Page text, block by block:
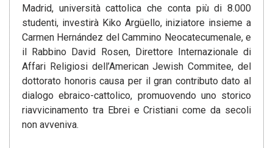
Madrid, università cattolica che conta più di 8.000
studenti, investirà Kiko Argüello, iniziatore insieme a
Carmen Hernández del Cammino Neocatecumenale, e
il Rabbino David Rosen, Direttore Internazionale di
Affari Religiosi dell’American Jewish Commitee, del
dottorato honoris causa per il gran contributo dato al
dialogo ebraico-cattolico, promuovendo uno storico
riavvicinamento tra Ebrei e Cristiani come da secoli
non avveniva.